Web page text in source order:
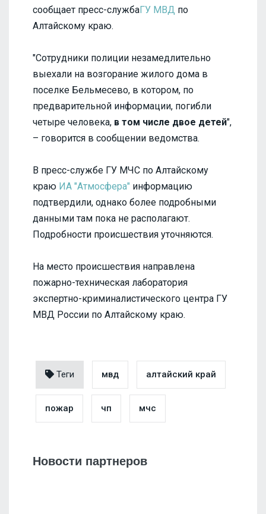
сообщает пресс-службаГУ МВД по
Алтайскому краю.
"Сотрудники полиции незамедлительно
выехали на возгорание жилого дома в
поселке Бельмесево, в котором, по
предварительной информации, погибли
четыре человека, в том числе двое детей",
– говорится в сообщении ведомства.
В пресс-службе ГУ МЧС по Алтайскому
краю ИА "Атмосфера" информацию
подтвердили, однако более подробными
данными там пока не располагают.
Подробности происшествия уточняются.
На место происшествия направлена
пожарно-техническая лаборатория
экспертно-криминалистического центра ГУ
МВД России по Алтайскому краю.
Теги мвд алтайский край
пожар чп мчс
Новости партнеров